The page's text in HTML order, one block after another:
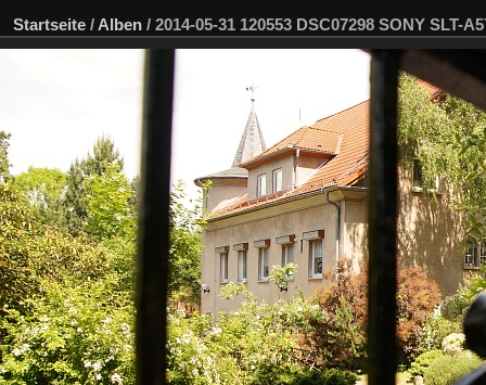
Startseite / Alben / 2014-05-31 120553 DSC07298 SONY SLT-